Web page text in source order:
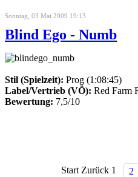
Sonntag, 03 Mai 2009 19:13
Blind Ego - Numb
Stil (Spielzeit): Prog (1:08:45)
Label/Vertrieb (VÖ): Red Farm
Bewertung: 7,5/10
Start Zurück 1 2